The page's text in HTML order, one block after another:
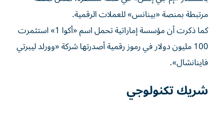
مرتبطة بمنصة «بينانس» للعملات الرقمية.
كما ذكرت أن مؤسسة إماراتية تحمل اسم «أكوا 1» استثمرت
100 مليون دولار في رموز رقمية أصدرتها شركة «وورلد ليبرتي
فاينانشال».
شريك تكنولوجي